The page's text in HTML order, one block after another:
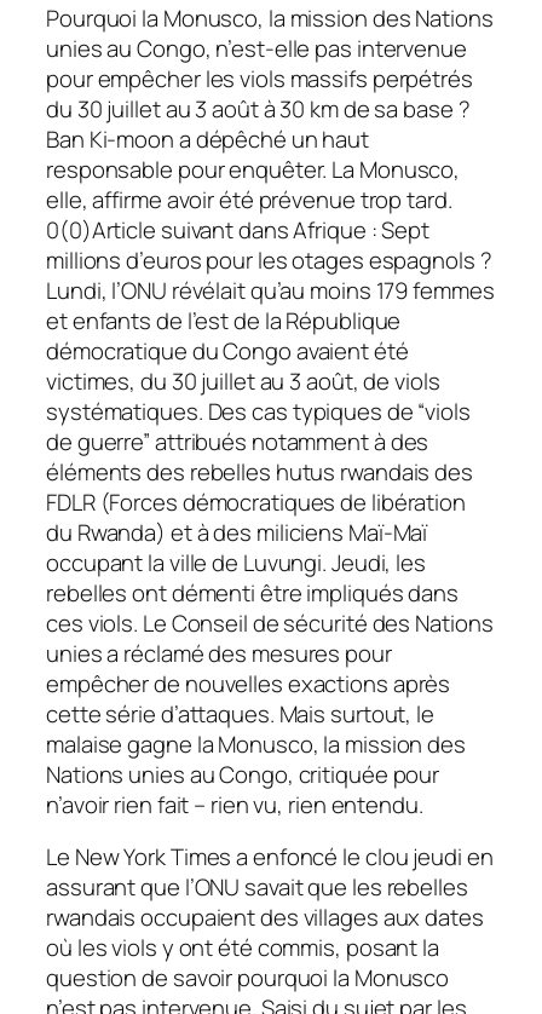
Pourquoi la Monusco, la mission des Nations
unies au Congo, n’est-elle pas intervenue
pour empêcher les viols massifs perpétrés
du 30 juillet au 3 août à 30 km de sa base ?
Ban Ki-moon a dépêché un haut
responsable pour enquêter. La Monusco,
elle, affirme avoir été prévenue trop tard.
0(0)Article suivant dans Afrique : Sept
millions d’euros pour les otages espagnols ?
Lundi, l’ONU révélait qu’au moins 179 femmes
et enfants de l’est de la République
démocratique du Congo avaient été
victimes, du 30 juillet au 3 août, de viols
systématiques. Des cas typiques de “viols
de guerre” attribués notamment à des
éléments des rebelles hutus rwandais des
FDLR (Forces démocratiques de libération
du Rwanda) et à des miliciens Maï-Maï
occupant la ville de Luvungi. Jeudi, les
rebelles ont démenti être impliqués dans
ces viols. Le Conseil de sécurité des Nations
unies a réclamé des mesures pour
empêcher de nouvelles exactions après
cette série d’attaques. Mais surtout, le
malaise gagne la Monusco, la mission des
Nations unies au Congo, critiquée pour
n’avoir rien fait – rien vu, rien entendu.
Le New York Times a enfoncé le clou jeudi en
assurant que l’ONU savait que les rebelles
rwandais occupaient des villages aux dates
où les viols y ont été commis, posant la
question de savoir pourquoi la Monusco